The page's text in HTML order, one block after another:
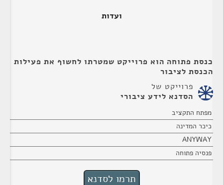
ועדות
כנסת פתוחה הוא פרוייקט שמטרתו לחשוף את פעילות
הכנסת לציבור
פרוייקט של
הסדנא לידע ציבורי
מפתח התקציב
כיכר המדינה
ANYWAY
פנסיה פתוחה